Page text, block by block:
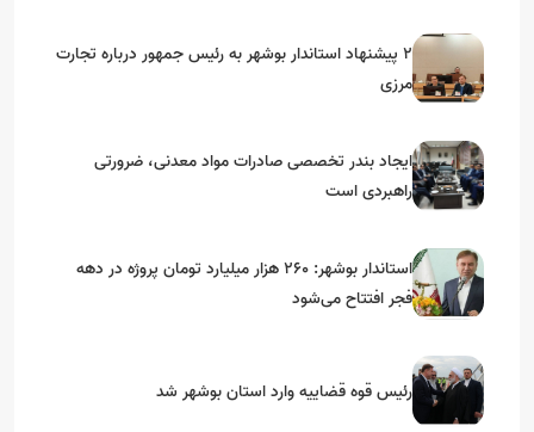
۲ پیشنهاد استاندار بوشهر به رئیس جمهور درباره تجارت
مرزی
ایجاد بندر تخصصی صادرات مواد معدنی، ضرورتی
راهبردی است
استاندار بوشهر: ۲۶۰ هزار میلیارد تومان پروژه در دهه
فجر افتتاح می‌شود
رئیس قوه قضاییه وارد استان بوشهر شد